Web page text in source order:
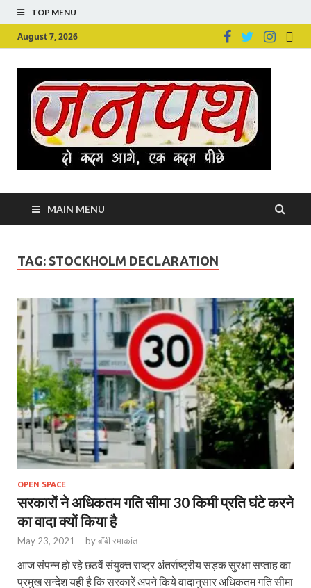
TOP MENU
August 7, 2026
MAIN MENU
TAG: STOCKHOLM DECLARATION
OPEN SPACE
सरकारों ने अधिकतम गति सीमा 30 किमी प्रति घंटे करने
का वादा क्यों किया है
May 23, 2021 - byबॉबी रमाकांत
आज संपन्‍न हो रहे छठवें संयुक्त राष्ट्र अंतर्राष्ट्रीय सड़क सुरक्षा सप्ताह का
प्रमुख सन्देश यही है कि सरकारें अपने किये वादानुसार अधिकतम गति सीमा